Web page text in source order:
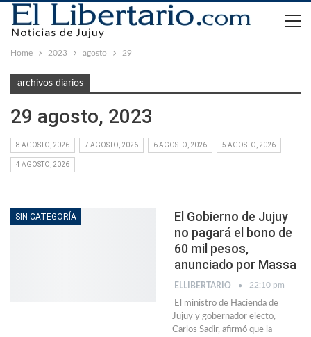
Home 2023 agosto 29
archivos diarios
29 agosto, 2023
8 AGOSTO, 2026 7 AGOSTO, 2026 6 AGOSTO, 2026 5 AGOSTO, 2026
4 AGOSTO, 2026
SIN CATEGORÍA
El Gobierno de Jujuy
no pagará el bono de
60 mil pesos,
anunciado por Massa
ELLIBERTARIO 22:10 pm
El ministro de Hacienda de
Jujuy y gobernador electo,
Carlos Sadir, afirmó que la